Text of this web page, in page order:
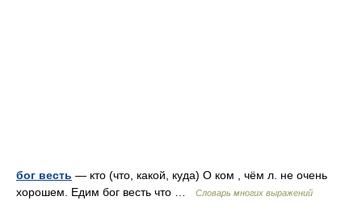
бог весть — кто (что, какой, куда) О ком , чём л. не очень
хорошем. Едим бог весть что …
Словарь многих выражений